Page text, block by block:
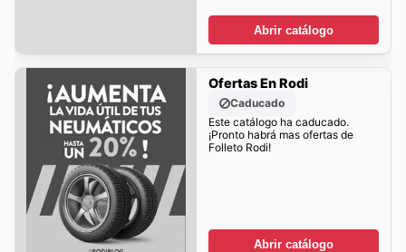
Abrir catálogo
Ofertas En Rodi
Caducado
Este catálogo ha caducado.
¡Pronto habrá mas ofertas de
Folleto Rodi!
Abrir catálogo